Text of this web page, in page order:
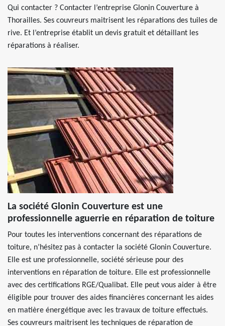
Qui contacter ? Contacter l’entreprise Glonin Couverture à
Thorailles. Ses couvreurs maitrisent les réparations des tuiles de
rive. Et l’entreprise établit un devis gratuit et détaillant les
réparations à réaliser.
La société Glonin Couverture est une
professionnelle aguerrie en réparation de toiture
Pour toutes les interventions concernant des réparations de
toiture, n’hésitez pas à contacter la société Glonin Couverture.
Elle est une professionnelle, société sérieuse pour des
interventions en réparation de toiture. Elle est professionnelle
avec des certifications RGE/Qualibat. Elle peut vous aider à être
éligible pour trouver des aides financières concernant les aides
en matière énergétique avec les travaux de toiture effectués.
Ses couvreurs maitrisent les techniques de réparation de